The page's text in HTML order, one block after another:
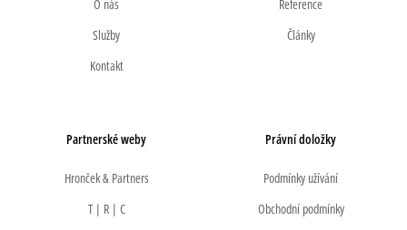
O nás
Služby
Kontakt
Reference
Články
Partnerské weby
Hronček & Partners
T | R | C
Právní doložky
Podmínky užívání
Obchodní podmínky